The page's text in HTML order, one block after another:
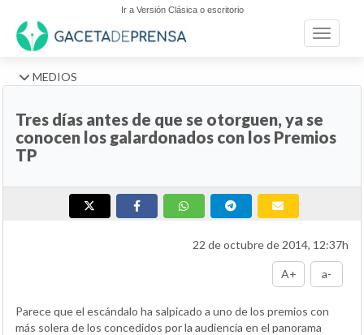
Ir a Versión Clásica o escritorio
Toggle
MEDIOS
Tres días antes de que se otorguen, ya se
conocen los galardonados con los Premios
TP
22 de octubre de 2014, 12:37h
A+ a-
Parece que el escándalo ha salpicado a uno de los premios con
más solera de los concedidos por la audiencia en el panorama